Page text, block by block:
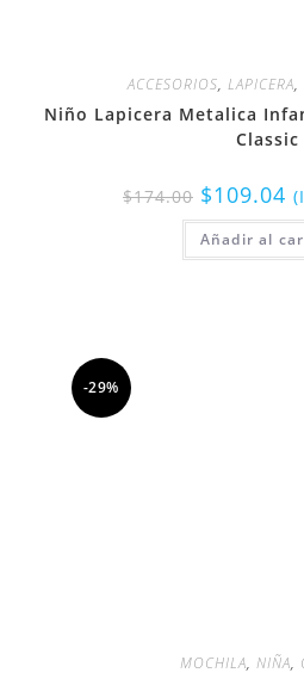
ACCESORIOS, LAPICERA,
Niño Lapicera Metalica
Classic
$174.00 $109.04
Añadir al
-29%
MOCHILA, NIÑA,